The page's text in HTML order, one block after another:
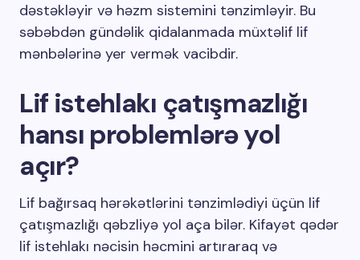
dəstəkləyir və həzm sistemini tənzimləyir. Bu
səbəbdən gündəlik qidalanmada müxtəlif lif
mənbələrinə yer vermək vacibdir.
Lif istehlakı çatışmazlığı
hansı problemlərə yol
açır?
Lif bağırsaq hərəkətlərini tənzimlədiyi üçün lif
çatışmazlığı qəbzliyə yol aça bilər. Kifayət qədər
lif istehlakı nəcisin həcmini artıraraq və